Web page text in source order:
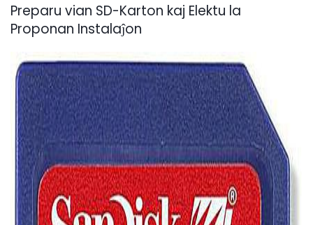
Preparu vian SD-Karton kaj Elektu la
Proponan Instalaĵon